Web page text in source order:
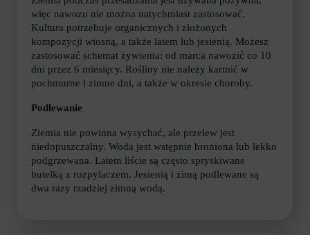
więc nawozu nie można natychmiast zastosować.
Kultura potrzebuje organicznych i złożonych
kompozycji wiosną, a także latem lub jesienią. Możesz
zastosować schemat żywienia: od marca nawozić co 10
dni przez 6 miesięcy. Rośliny nie należy karmić w
pochmurne i zimne dni, a także w okresie choroby.
Podlewanie
Ziemia nie powinna wysychać, ale przelew jest
niedopuszczalny. Woda jest wstępnie broniona lub lekko
podgrzewana. Latem liście są często spryskiwane
butelką z rozpylaczem. Jesienią i zimą podlewane są
dwa razy rzadziej zimną wodą.